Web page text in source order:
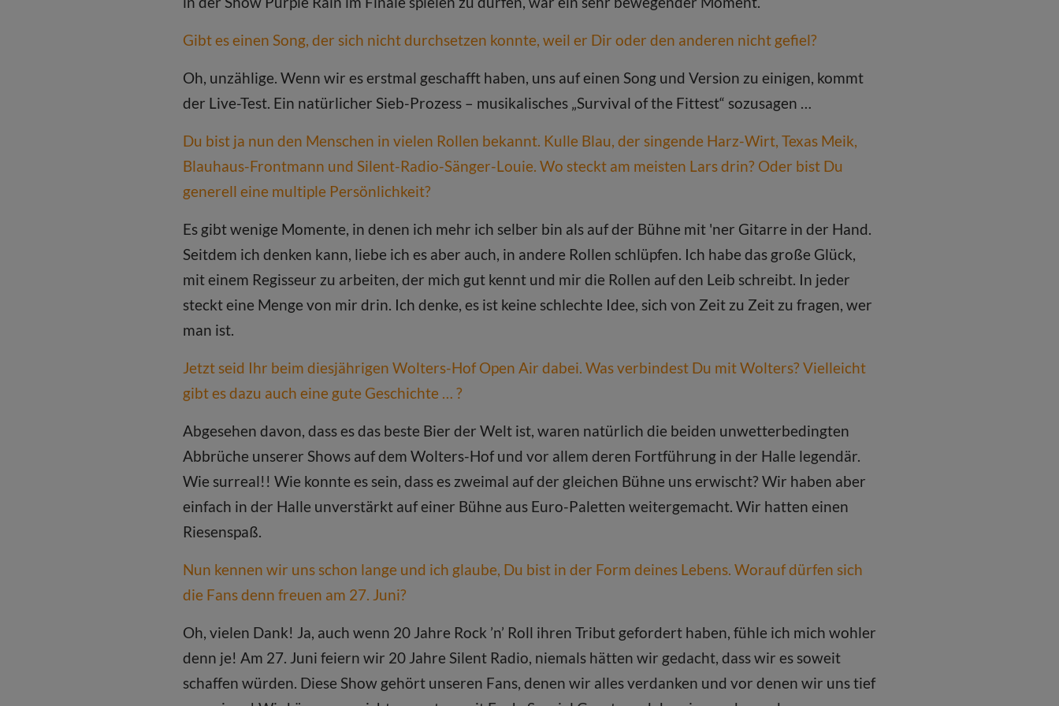
Gibt es einen Song, der sich nicht durchsetzen konnte, weil er Dir oder den anderen nicht gefiel?
Oh, unzählige. Wenn wir es erstmal geschafft haben, uns auf einen Song und Version zu einigen, kommt
der Live-Test. Ein natürlicher Sieb-Prozess – musikalisches „Survival of the Fittest“ sozusagen …
Du bist ja nun den Menschen in vielen Rollen bekannt. Kulle Blau, der singende Harz-Wirt, Texas Meik,
Blauhaus-Frontmann und Silent-Radio-Sänger-Louie. Wo steckt am meisten Lars drin? Oder bist Du
generell eine multiple Persönlichkeit?
Es gibt wenige Momente, in denen ich mehr ich selber bin als auf der Bühne mit 'ner Gitarre in der Hand.
Seitdem ich denken kann, liebe ich es aber auch, in andere Rollen schlüpfen. Ich habe das große Glück,
mit einem Regisseur zu arbeiten, der mich gut kennt und mir die Rollen auf den Leib schreibt. In jeder
steckt eine Menge von mir drin. Ich denke, es ist keine schlechte Idee, sich von Zeit zu Zeit zu fragen, wer
man ist.
Jetzt seid Ihr beim diesjährigen Wolters-Hof Open Air dabei. Was verbindest Du mit Wolters? Vielleicht
gibt es dazu auch eine gute Geschichte … ?
Abgesehen davon, dass es das beste Bier der Welt ist, waren natürlich die beiden unwetterbedingten
Abbrüche unserer Shows auf dem Wolters-Hof und vor allem deren Fortführung in der Halle legendär.
Wie surreal!! Wie konnte es sein, dass es zweimal auf der gleichen Bühne uns erwischt? Wir haben aber
einfach in der Halle unverstärkt auf einer Bühne aus Euro-Paletten weitergemacht. Wir hatten einen
Riesenspaß.
Nun kennen wir uns schon lange und ich glaube, Du bist in der Form deines Lebens. Worauf dürfen sich
die Fans denn freuen am 27. Juni?
Oh, vielen Dank! Ja, auch wenn 20 Jahre Rock ’n’ Roll ihren Tribut gefordert haben, fühle ich mich wohler
denn je! Am 27. Juni feiern wir 20 Jahre Silent Radio, niemals hätten wir gedacht, dass wir es soweit
schaffen würden. Diese Show gehört unseren Fans, denen wir alles verdanken und vor denen wir uns tief